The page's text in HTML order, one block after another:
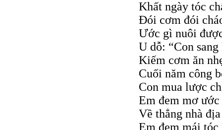
Khất ngày tóc
Đói cơm đói
Ước gì nuôi
U dỗ: “Con
Kiếm cơm ăn
Cuối năm công
Con mua lược
Em đem mơ
Về thẳng nhà
Em đem mái tóc